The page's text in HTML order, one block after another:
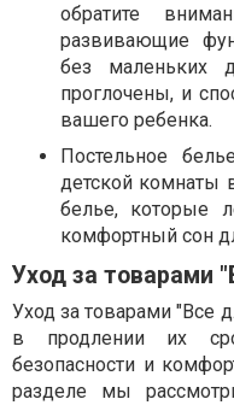
обратите
развивающие
без маленьких
проглочены, и
вашего ребенка.
Постельное
детской комнаты
белье, которые
комфортный сон
Уход за товарами
Уход за товарами "Все
в продлении их
безопасности и
разделе мы